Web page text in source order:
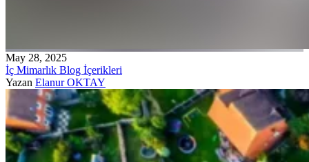
May 28, 2025
İç Mimarlık Blog İçerikleri
Yazan Elanur OKTAY